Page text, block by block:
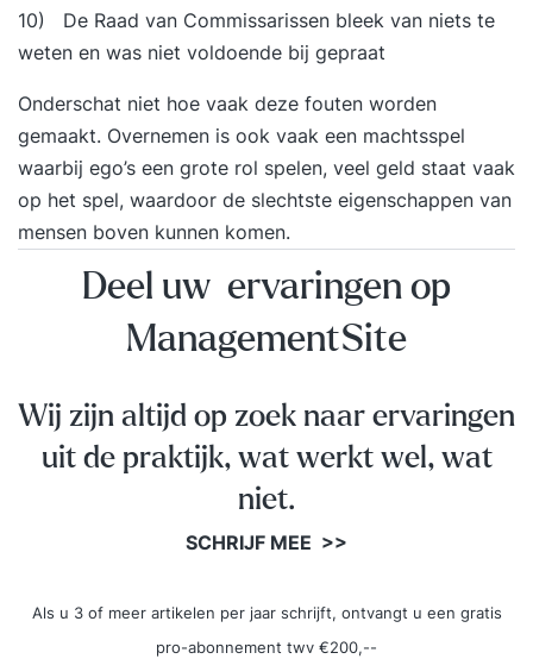
10) De Raad van Commissarissen bleek van niets te
weten en was niet voldoende bij gepraat
Onderschat niet hoe vaak deze fouten worden
gemaakt. Overnemen is ook vaak een machtsspel
waarbij ego’s een grote rol spelen, veel geld staat vaak
op het spel, waardoor de slechtste eigenschappen van
mensen boven kunnen komen.
Deel uw ervaringen op
ManagementSite
Wij zijn altijd op zoek naar ervaringen
uit de praktijk, wat werkt wel, wat
niet.
SCHRIJF MEE >>
Als u 3 of meer artikelen per jaar schrijft, ontvangt u een gratis
pro-abonnement twv €200,--